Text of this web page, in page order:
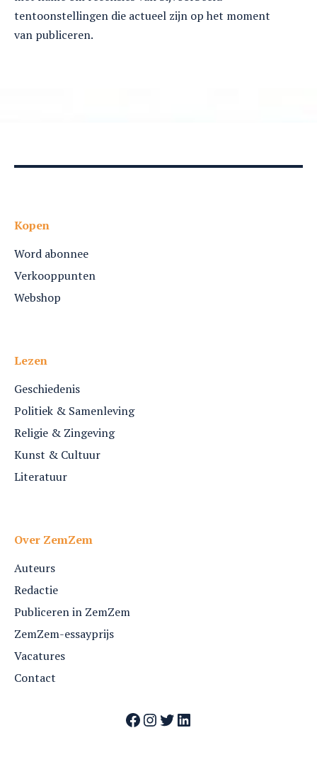
tentoonstellingen die actueel zijn op het moment
van publiceren.
Kopen
Word abonnee
Verkooppunten
Webshop
Lezen
Geschiedenis
Politiek & Samenleving
Religie & Zingeving
Kunst & Cultuur
Literatuur
Over ZemZem
Auteurs
Redactie
Publiceren in ZemZem
ZemZem-essayprijs
Vacatures
Contact
Facebook
Instagram
Twitter
LinkedIn